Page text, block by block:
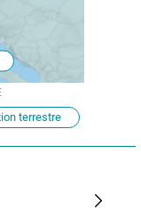
terrestre